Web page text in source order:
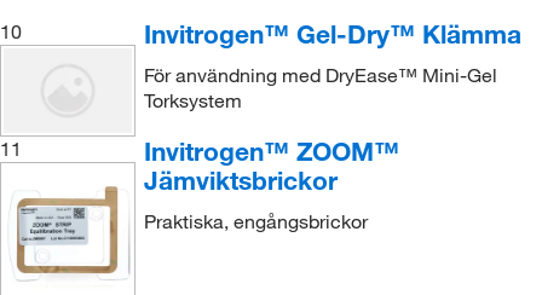
10
Invitrogen™ Gel-Dry™ Klämma
För användning med DryEase™ Mini-Gel
Torksystem
11
Invitrogen™ ZOOM™
Jämviktsbrickor
Praktiska, engångsbrickor